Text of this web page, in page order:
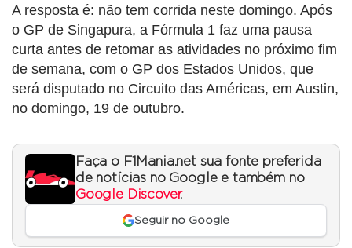
A resposta é: não tem corrida neste domingo. Após
o GP de Singapura, a Fórmula 1 faz uma pausa
curta antes de retomar as atividades no próximo fim
de semana, com o GP dos Estados Unidos, que
será disputado no Circuito das Américas, em Austin,
no domingo, 19 de outubro.
Faça o F1Mania.net sua fonte preferida
de notícias no Google e também no
Google Discover.
Seguir no Google